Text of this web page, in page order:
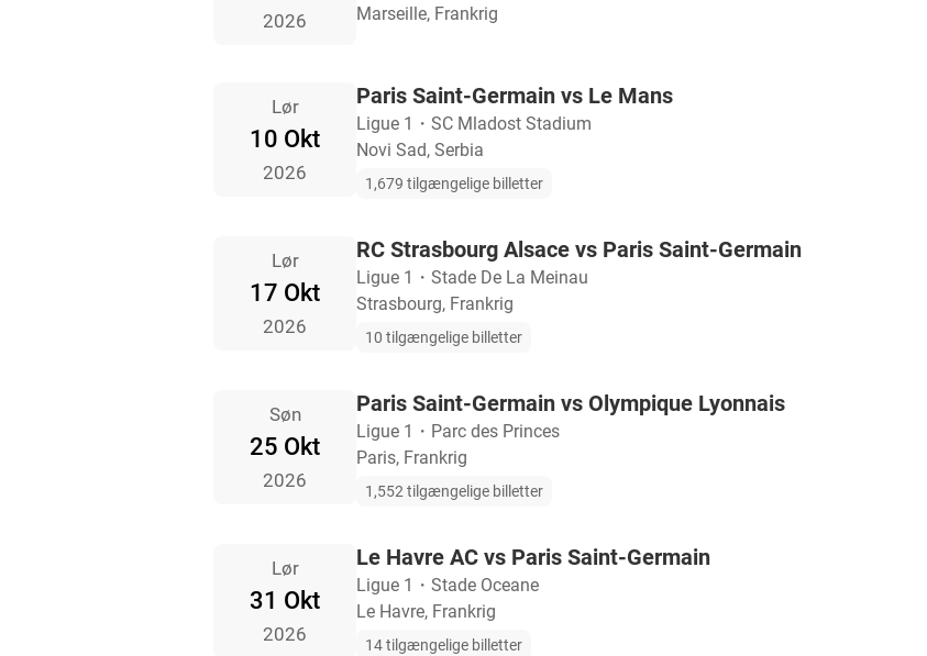
2026
Marseille, Frankrig
Lør
10 Okt
2026
Paris Saint-Germain vs Le Mans
Ligue 1 ・ SC Mladost Stadium
Novi Sad, Serbia
1,679 tilgængelige billetter
Lør
17 Okt
2026
RC Strasbourg Alsace vs Paris Saint-Germain
Ligue 1 ・ Stade De La Meinau
Strasbourg, Frankrig
10 tilgængelige billetter
Søn
25 Okt
2026
Paris Saint-Germain vs Olympique Lyonnais
Ligue 1 ・ Parc des Princes
Paris, Frankrig
1,552 tilgængelige billetter
Lør
31 Okt
2026
Le Havre AC vs Paris Saint-Germain
Ligue 1 ・ Stade Oceane
Le Havre, Frankrig
14 tilgængelige billetter